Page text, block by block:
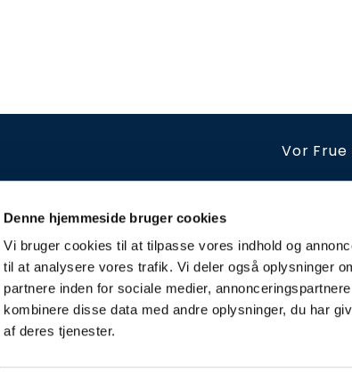
Denne hjemmeside bruger cookies
Vi bruger cookies til at tilpasse vores indhold og
til at analysere vores trafik. Vi deler også oplysninger
partnere inden for sociale medier,
kombinere disse data med andre oplysninger, du har
af deres tjenester.
Vor Frue
tirsdag - fredag